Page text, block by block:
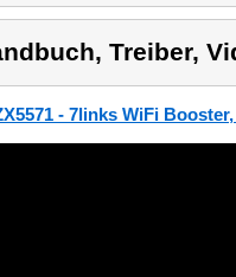
Treiber,
- 7links WiFi